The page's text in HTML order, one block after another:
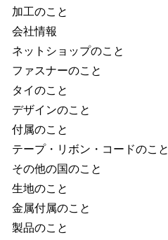
加工のこと
会社情報
ネットショップのこと
ファスナーのこと
タイのこと
デザインのこと
付属のこと
テープ・リボン・コードのこと
その他の国のこと
生地のこと
金属付属のこと
製品のこと